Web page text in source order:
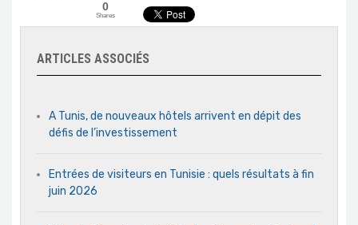
0
Shares
ARTICLES ASSOCIÉS
A Tunis, de nouveaux hôtels arrivent en dépit des
défis de l’investissement
Entrées de visiteurs en Tunisie : quels résultats à fin
juin 2026